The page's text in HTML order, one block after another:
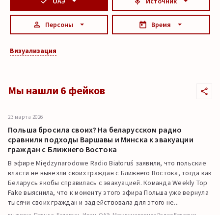
Персоны Время
Визуализация
Мы нашли 6 фейков
23 марта 2026
Польша бросила своих? На беларусском радио
сравнили подходы Варшавы и Минска к эвакуации
граждан с Ближнего Востока
В эфире Międzynarodowe Radio Białoruś заявили, что польские
власти не вывезли своих граждан с Ближнего Востока, тогда как
Беларусь якобы справилась с эвакуацией. Команда Weekly Top
Fake выяснила, что к моменту этого эфира Польша уже вернула
тысячи своих граждан и задействовала для этого не...